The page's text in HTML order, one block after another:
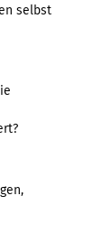
selbst